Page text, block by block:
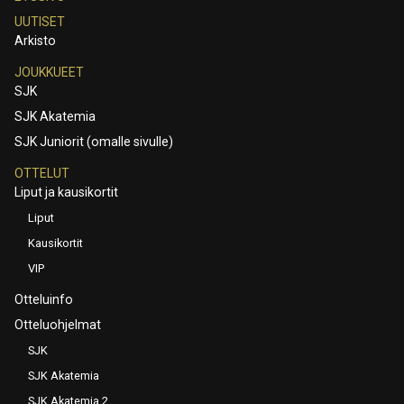
UUTISET
Arkisto
JOUKKUEET
SJK
SJK Akatemia
SJK Juniorit (omalle sivulle)
OTTELUT
Liput ja kausikortit
Liput
Kausikortit
VIP
Otteluinfo
Otteluohjelmat
SJK
SJK Akatemia
SJK Akatemia 2